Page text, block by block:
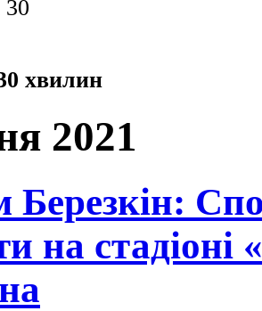
хвилин
2021
на стадіоні